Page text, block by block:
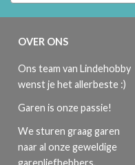
OVER ONS
Ons team van Lindehobby
wenst je het allerbeste :)
Garen is onze passie!
We sturen graag garen
naar al onze geweldige